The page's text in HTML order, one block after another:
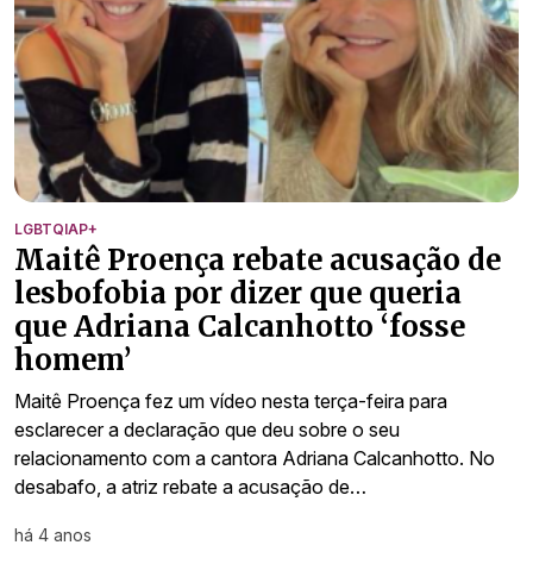
LGBTQIAP+
Maitê Proença rebate acusação de
lesbofobia por dizer que queria
que Adriana Calcanhotto ‘fosse
homem’
Maitê Proença fez um vídeo nesta terça-feira para
esclarecer a declaração que deu sobre o seu
relacionamento com a cantora Adriana Calcanhotto. No
desabafo, a atriz rebate a acusação de…
há 4 anos